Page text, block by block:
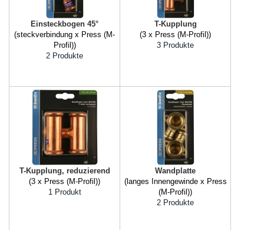
Einsteckbogen 45°
(steckverbindung x Press (M-
Profil))
2 Produkte
T-Kupplung
(3 x Press (M-Profil))
3 Produkte
T-Kupplung, reduzierend
(3 x Press (M-Profil))
1 Produkt
Wandplatte
(langes Innengewinde x Press
(M-Profil))
2 Produkte